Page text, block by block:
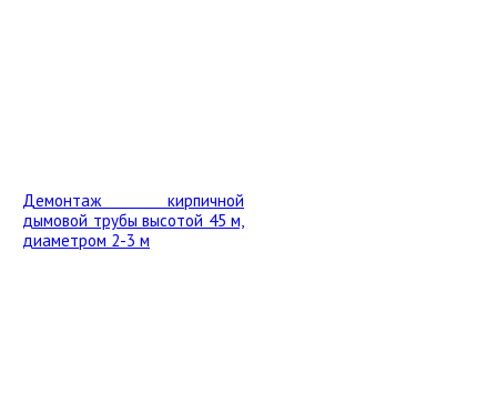
Демонтаж кирпичной
дымовой трубы высотой 45 м,
диаметром 2-3 м